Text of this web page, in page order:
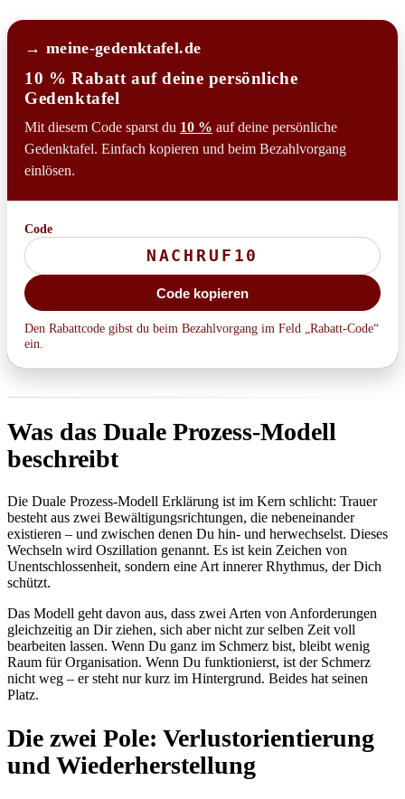
→ meine-gedenktafel.de
10 % Rabatt auf deine persönliche
Gedenktafel
Mit diesem Code sparst du 10 % auf deine persönliche
Gedenktafel. Einfach kopieren und beim Bezahlvorgang
einlösen.
Code
Code kopieren
Den Rabattcode gibst du beim Bezahlvorgang im Feld „Rabatt-Code“
ein.
Was das Duale Prozess-Modell
beschreibt
Die Duale Prozess-Modell Erklärung ist im Kern schlicht: Trauer
besteht aus zwei Bewältigungsrichtungen, die nebeneinander
existieren – und zwischen denen Du hin- und herwechselst. Dieses
Wechseln wird Oszillation genannt. Es ist kein Zeichen von
Unentschlossenheit, sondern eine Art innerer Rhythmus, der Dich
schützt.
Das Modell geht davon aus, dass zwei Arten von Anforderungen
gleichzeitig an Dir ziehen, sich aber nicht zur selben Zeit voll
bearbeiten lassen. Wenn Du ganz im Schmerz bist, bleibt wenig
Raum für Organisation. Wenn Du funktionierst, ist der Schmerz
nicht weg – er steht nur kurz im Hintergrund. Beides hat seinen
Platz.
Die zwei Pole: Verlustorientierung
und Wiederherstellung